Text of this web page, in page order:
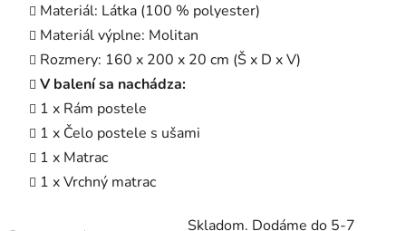
Materiál: Látka (100 % polyester)
Materiál výplne: Molitan
Rozmery: 160 x 200 x 20 cm (Š x D x V)
V balení sa nachádza:
1 x Rám postele
1 x Čelo postele s ušami
1 x Matrac
1 x Vrchný matrac
Skladom. Dodáme do 5-7